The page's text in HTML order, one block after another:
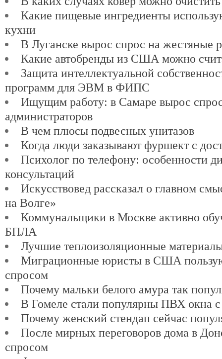
Какие пищевые ингредиенты
кухни
В Луганске вырос спрос на жестяные
Какие автобренды из США можно
Защита интеллектуальной
программ для ЭВМ в ФИПС
Ищущим работу: в Самаре вырос
администраторов
В чем плюсы подвесных унитазов
Когда люди заказывают фуршект с
Психолог по телефону: особенности
консультаций
Искусствовед рассказал о главном
на Волге»
Коммунальщики в Москве активно
БПЛА
Лучшие теплоизоляционные
Миграционные юристы в США
спросом
Почему мальки белого амура так
В Гомеле стали популярны ПВХ окна с
Почему женский стендап сейчас
После мирных переговоров дома в
спросом